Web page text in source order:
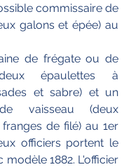
commissaire de
galons et épée) au
de frégate ou de
épaulettes à
et sabre) et un
vaisseau (deux
de filé) au 1er
officiers portent le
modèle 1882. L'officier